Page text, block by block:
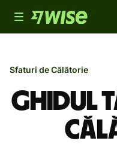
Toggle
navigation
Sfaturi de Călătorie
Ghidul